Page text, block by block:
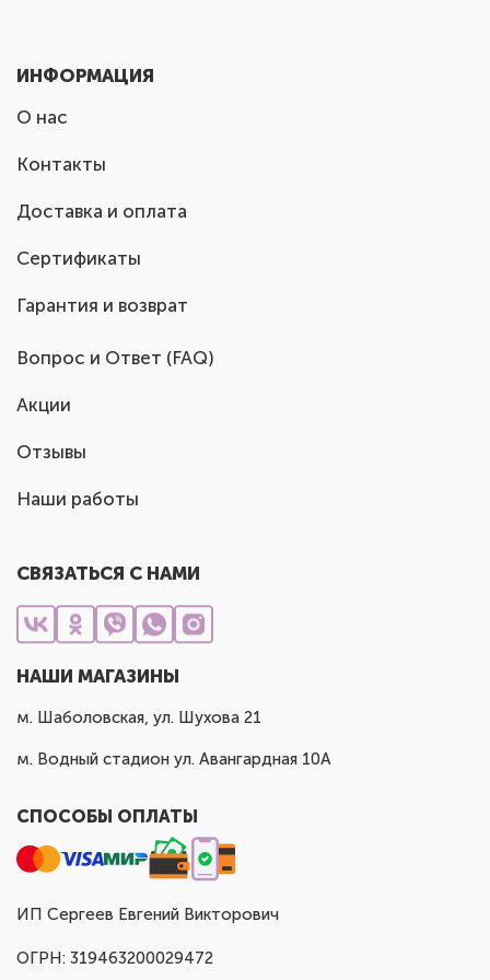
ИНФОРМАЦИЯ
О нас
Контакты
Доставка и оплата
Сертификаты
Гарантия и возврат
Вопрос и Ответ (FAQ)
Акции
Отзывы
Наши работы
СВЯЗАТЬСЯ С НАМИ
НАШИ МАГАЗИНЫ
м. Шаболовская, ул. Шухова 21
м. Водный стадион ул. Авангардная 10А
СПОСОБЫ ОПЛАТЫ
ИП Сергеев Евгений Викторович
ОГРН: 319463200029472